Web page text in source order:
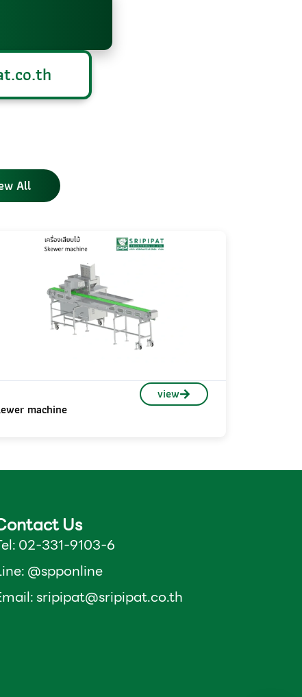
All
machine
view
Us
02-331-9103-6
@spponline
sripipat@sripipat.co.th